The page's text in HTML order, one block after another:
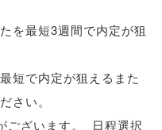
を最短3週間で内定が狙
最短で内定が狙えるまた
さい。
ございます。 日程選択